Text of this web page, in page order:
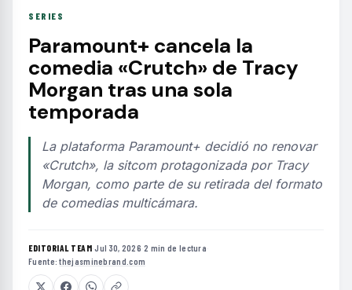
SERIES
Paramount+ cancela la
comedia «Crutch» de Tracy
Morgan tras una sola
temporada
La plataforma Paramount+ decidió no renovar
«Crutch», la sitcom protagonizada por Tracy
Morgan, como parte de su retirada del formato
de comedias multicámara.
EDITORIAL TEAM·Jul 30, 2026·2 min de lectura·
Fuente:thejasminebrand.com